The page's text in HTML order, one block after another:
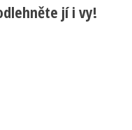
jí i vy!